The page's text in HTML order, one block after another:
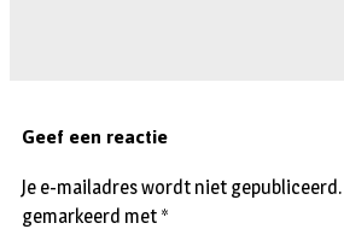
Geef een reactie
Je e-mailadres wordt niet gepubliceerd.
gemarkeerd met *